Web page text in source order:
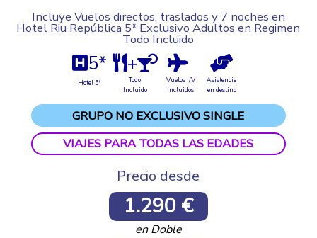
Incluye Vuelos directos, traslados y 7 noches en
Hotel Riu República 5* Exclusivo Adultos en Regimen
Todo Incluido
5*
Hotel 5*
+
Todo
Incluido
Vuelos I/V
incluidos
Asistencia
en destino
GRUPO NO EXCLUSIVO SINGLE
VIAJES PARA TODAS LAS EDADES
Precio desde
1.290 €
en Doble